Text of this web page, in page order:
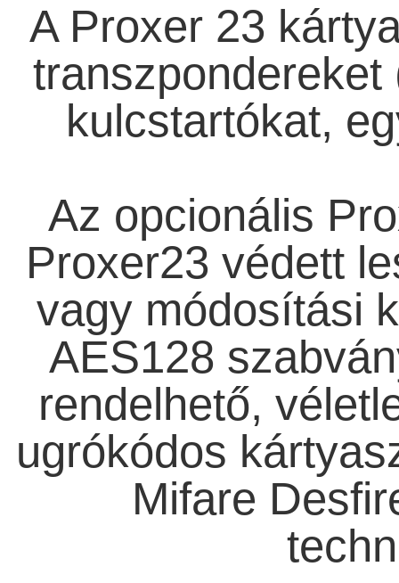
A Proxer 23
kulcstartókat,
Az opcionális
Proxer23 védett
vagy módosítási
AES128
rendelhető,
ugrókódos
Mifare